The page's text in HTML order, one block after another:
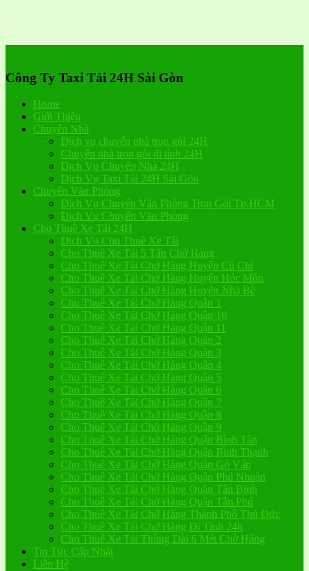
Công Ty Taxi Tải 24H Sài Gòn
Home
Giới Thiệu
Chuyển Nhà
Dịch vụ chuyển nhà trọn gói 24H
Chuyển nhà trọn gói đi tỉnh 24H
Dịch Vụ Chuyển Nhà 24H
Dịch Vụ Taxi Tải 24H Sài Gòn
Chuyển Văn Phòng
Dịch Vụ Chuyển Văn Phòng Trọn Gói Tp.HCM
Dịch Vụ Chuyển Văn Phòng
Cho Thuê Xe Tải 24H
Dịch Vụ Cho Thuê Xe Tải
Cho Thuê Xe Tải 5 Tấn Chở Hàng
Cho Thuê Xe Tải Chở Hàng Huyện Củ Chi
Cho Thuê Xe Tải Chở Hàng Huyện Hóc Môn
Cho Thuê Xe Tải Chở Hàng Huyện Nhà Bè
Cho Thuê Xe Tải Chở Hàng Quận 1
Cho Thuê Xe Tải Chở Hàng Quận 10
Cho Thuê Xe Tải Chở Hàng Quận 11
Cho Thuê Xe Tải Chở Hàng Quận 2
Cho Thuê Xe Tải Chở Hàng Quận 3
Cho Thuê Xe Tải Chở Hàng Quận 4
Cho Thuê Xe Tải Chở Hàng Quận 5
Cho Thuê Xe Tải Chở Hàng Quận 6
Cho Thuê Xe Tải Chở Hàng Quận 7
Cho Thuê Xe Tải Chở Hàng Quận 8
Cho Thuê Xe Tải Chở Hàng Quận 9
Cho Thuê Xe Tải Chở Hàng Quận Bình Tân
Cho Thuê Xe Tải Chở Hàng Quận Bình Thạnh
Cho Thuê Xe Tải Chở Hàng Quận Gò Vấp
Cho Thuê Xe Tải Chở Hàng Quận Phú Nhuận
Cho Thuê Xe Tải Chở Hàng Quận Tân Bình
Cho Thuê Xe Tải Chở Hàng Quận Tân Phú
Cho Thuê Xe Tải Chở Hàng Thành Phố Thủ Đức
Cho Thuê Xe Tải Chở Hàng Đi Tỉnh 24h
Cho Thuê Xe Tải Thùng Dài 6 Mét Chở Hàng
Tin Tức Cập Nhật
Liên Hệ